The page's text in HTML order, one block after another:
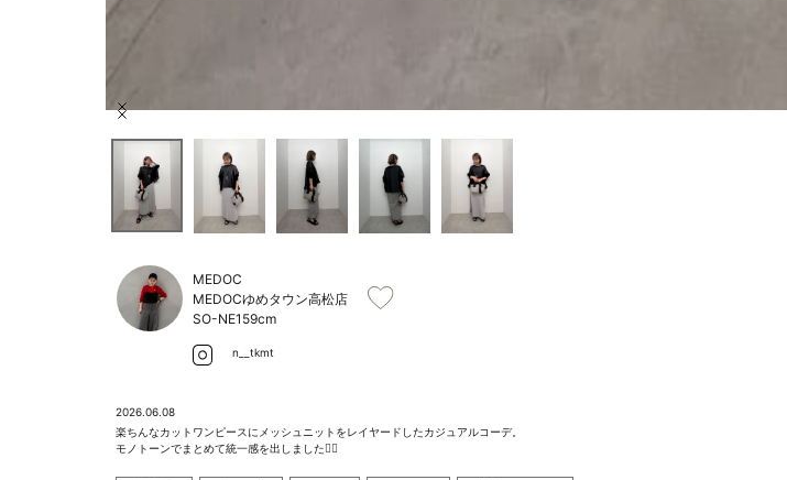
Item
MEDOC
MEDOCゆめタウン高松店
SO-NE159cm
n__tkmt
2026.06.08
楽ちんなカットワンピースにメッシュニットをレイヤードしたカジュアルコーデ。
モノトーンでまとめて統一感を出しました🙂‍↕️